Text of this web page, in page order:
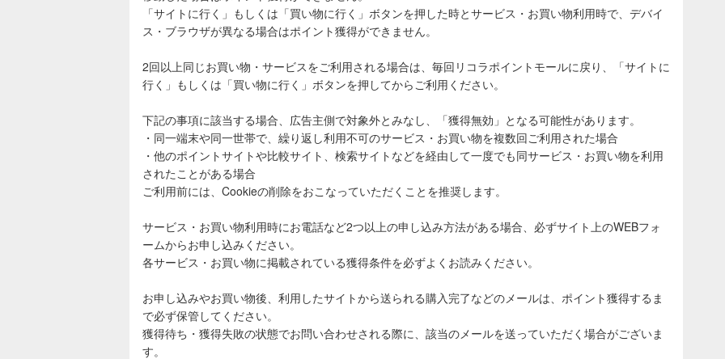
「サイトに行く」もしくは「買い物に行く」ボタンを押した時とサービス・お買い物利用時で、デバイ
ス・ブラウザが異なる場合はポイント獲得ができません。
2回以上同じお買い物・サービスをご利用される場合は、毎回リコラポイントモールに戻り、「サイトに
行く」もしくは「買い物に行く」ボタンを押してからご利用ください。
下記の事項に該当する場合、広告主側で対象外とみなし、「獲得無効」となる可能性があります。
・同一端末や同一世帯で、繰り返し利用不可のサービス・お買い物を複数回ご利用された場合
・他のポイントサイトや比較サイト、検索サイトなどを経由して一度でも同サービス・お買い物を利用
されたことがある場合
ご利用前には、Cookieの削除をおこなっていただくことを推奨します。
サービス・お買い物利用時にお電話など2つ以上の申し込み方法がある場合、必ずサイト上のWEBフォ
ームからお申し込みください。
各サービス・お買い物に掲載されている獲得条件を必ずよくお読みください。
お申し込みやお買い物後、利用したサイトから送られる購入完了などのメールは、ポイント獲得するま
で必ず保管してください。
獲得待ち・獲得失敗の状態でお問い合わせされる際に、該当のメールを送っていただく場合がございま
す。